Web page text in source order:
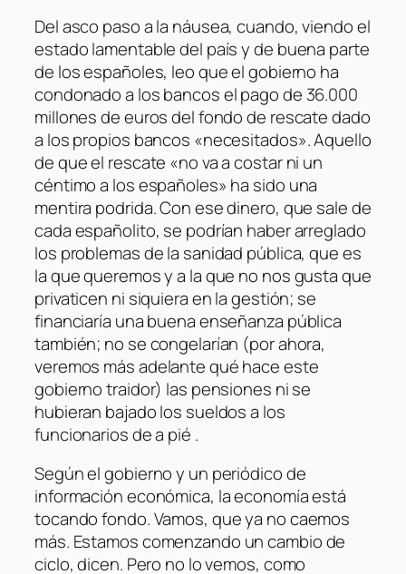
Del asco paso a la náusea, cuando, viendo el
estado lamentable del país y de buena parte
de los españoles, leo que el gobierno ha
condonado a los bancos el pago de 36.000
millones de euros del fondo de rescate dado
a los propios bancos «necesitados». Aquello
de que el rescate «no va a costar ni un
céntimo a los españoles» ha sido una
mentira podrida. Con ese dinero, que sale de
cada españolito, se podrían haber arreglado
los problemas de la sanidad pública, que es
la que queremos y a la que no nos gusta que
privaticen ni siquiera en la gestión; se
financiaría una buena enseñanza pública
también; no se congelarían (por ahora,
veremos más adelante qué hace este
gobierno traidor) las pensiones ni se
hubieran bajado los sueldos a los
funcionarios de a pié .
Según el gobierno y un periódico de
información económica, la economía está
tocando fondo. Vamos, que ya no caemos
más. Estamos comenzando un cambio de
ciclo, dicen. Pero no lo vemos, como